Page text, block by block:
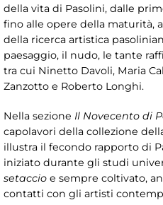
della vita di Pasolini, dalle
fino alle opere della maturità,
della ricerca artistica
paesaggio, il nudo, le tante
tra cui Ninetto Davoli, Maria
Zanzotto e Roberto Longhi.
Nella sezione Il Novecento di
capolavori della collezione
illustra il fecondo rapporto di
iniziato durante gli studi
setaccio e sempre coltivato,
contatti con gli artisti